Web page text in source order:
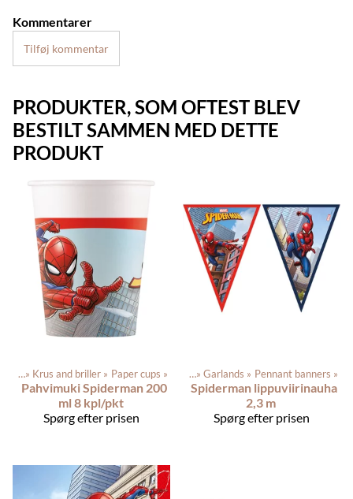
Kommentarer
Tilføj kommentar
PRODUKTER, SOM OFTEST BLEV
BESTILT SAMMEN MED DETTE
PRODUKT
‪» Krus and briller ‪» Paper cups ‪»
Pahvimuki Spiderman 200
ml 8 kpl/pkt
Spørg efter prisen
Produkterne‪» Festartikler ‪» Garlands ‪» Pennant banners ‪»
Spiderman lippuviirinauha
2,3 m
Spørg efter prisen